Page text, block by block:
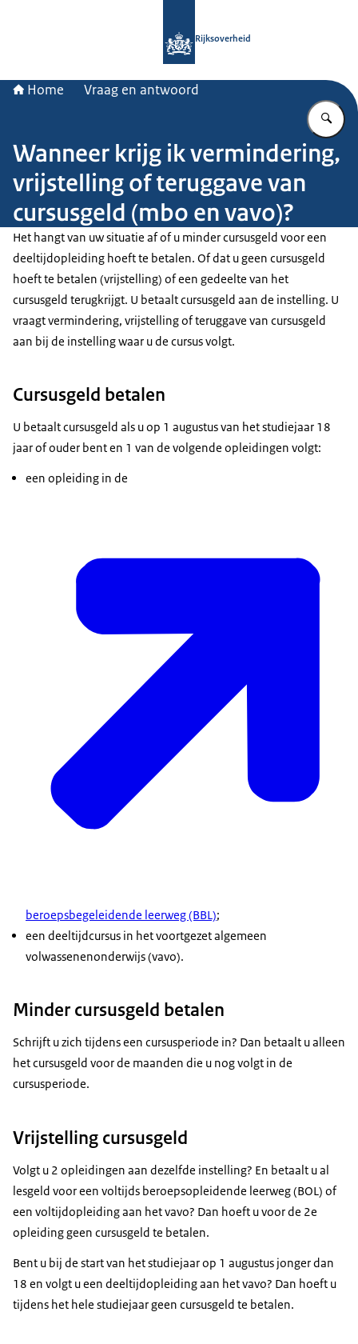
Rijksoverheid
Home Vraag en antwoord
Wanneer krijg ik vermindering,
vrijstelling of teruggave van
cursusgeld (mbo en vavo)?
Het hangt van uw situatie af of u minder cursusgeld voor een
deeltijdopleiding hoeft te betalen. Of dat u geen cursusgeld
hoeft te betalen (vrijstelling) of een gedeelte van het
cursusgeld terugkrijgt. U betaalt cursusgeld aan de instelling. U
vraagt vermindering, vrijstelling of teruggave van cursusgeld
aan bij de instelling waar u de cursus volgt.
Cursusgeld betalen
U betaalt cursusgeld als u op 1 augustus van het studiejaar 18
jaar of ouder bent en 1 van de volgende opleidingen volgt:
een opleiding in de
beroepsbegeleidende leerweg (BBL);
een deeltijdcursus in het voortgezet algemeen
volwassenenonderwijs (vavo).
Minder cursusgeld betalen
Schrijft u zich tijdens een cursusperiode in? Dan betaalt u alleen
het cursusgeld voor de maanden die u nog volgt in de
cursusperiode.
Vrijstelling cursusgeld
Volgt u 2 opleidingen aan dezelfde instelling? En betaalt u al
lesgeld voor een voltijds beroepsopleidende leerweg (BOL) of
een voltijdopleiding aan het vavo? Dan hoeft u voor de 2e
opleiding geen cursusgeld te betalen.
Bent u bij de start van het studiejaar op 1 augustus jonger dan
18 en volgt u een deeltijdopleiding aan het vavo? Dan hoeft u
tijdens het hele studiejaar geen cursusgeld te betalen.